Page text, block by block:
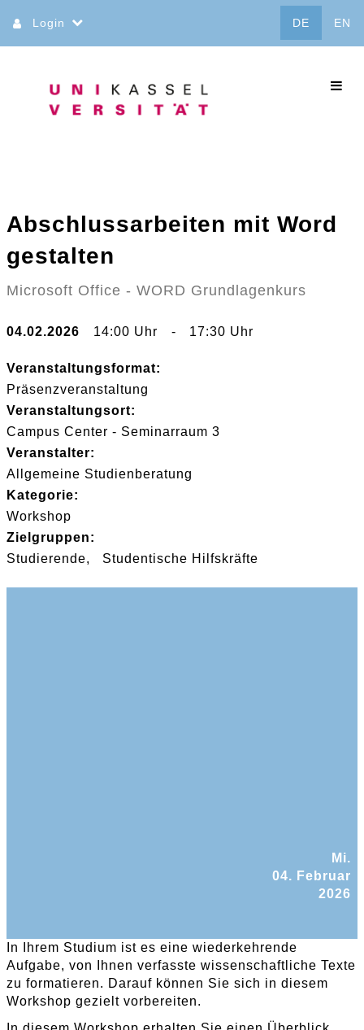
zum
Inhalt
Login DE EN
Abschlussarbeiten mit Word
gestalten
Microsoft Office - WORD Grundlagenkurs
04.02.2026 14:00 Uhr - 17:30 Uhr
Veranstaltungsformat:
Präsenzveranstaltung
Veranstaltungsort:
Campus Center - Seminarraum 3
Veranstalter:
Allgemeine Studienberatung
Kategorie:
Workshop
Zielgruppen:
Studierende
Studentische Hilfskräfte
Mi.
04. Februar
2026
In Ihrem Studium ist es eine wiederkehrende
Aufgabe, von Ihnen verfasste wissenschaftliche Texte
zu formatieren. Darauf können Sie sich in diesem
Workshop gezielt vorbereiten.